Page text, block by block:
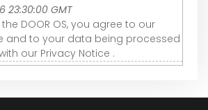
23:30:00 GMT
DOOR OS, you agree to our
and to your data being processed
our Privacy Notice .